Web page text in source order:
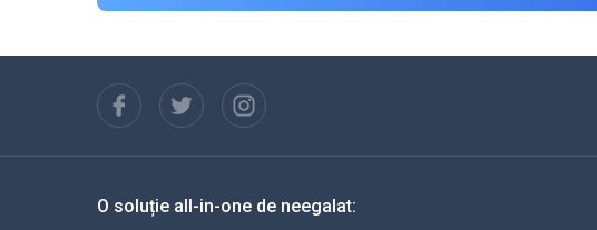
O soluție all-in-one de neegalat: